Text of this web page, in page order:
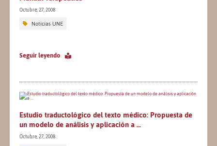
Octubre, 27, 2008
Noticias UNE
Seguir leyendo
Estudio traductológico del texto médico: Propuesta de
un modelo de análisis y aplicación a ...
Octubre, 27, 2008